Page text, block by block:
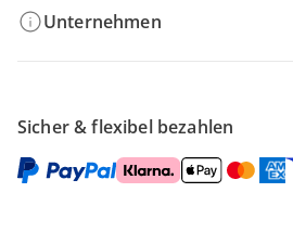
Unternehmen
Sicher & flexibel bezahlen